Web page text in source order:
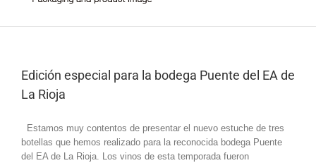
Edición especial para la bodega Puente del EA de
La Rioja
Estamos muy contentos de presentar el nuevo estuche de tres
botellas que hemos realizado para la reconocida bodega Puente
del EA de La Rioja. Los vinos de esta temporada fueron